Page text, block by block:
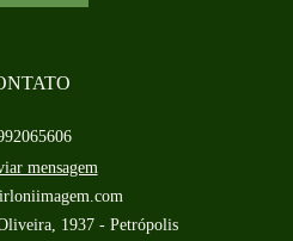
mensagem
1937 - Petrópolis